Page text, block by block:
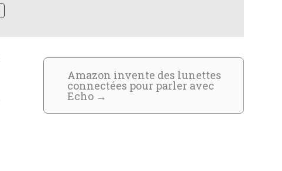
Amazon invente des lunettes
connectées pour parler avec
Echo →